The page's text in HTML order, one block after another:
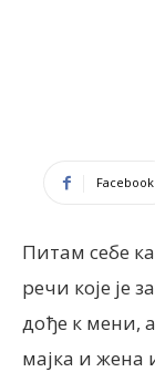
Facebook
Питам себе
речи које је
дође к мени,
мајка и жена